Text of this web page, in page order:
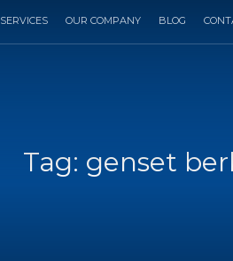
SERVICES OUR COMPANY BLOG
Tag: genset